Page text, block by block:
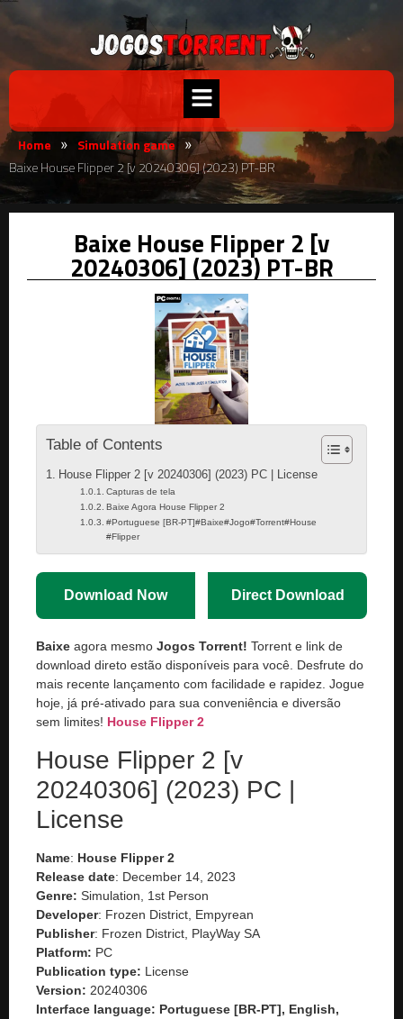
Home » Simulation game »
Baixe House Flipper 2 [v 20240306] (2023) PT-BR
Baixe House Flipper 2 [v
20240306] (2023) PT-BR
Table of Contents
House Flipper 2 [v 20240306] (2023) PC | License
Capturas de tela
Baixe Agora House Flipper 2
#Portuguese [BR-PT]#Baixe#Jogo#Torrent#House
#Flipper
Download Now Direct Download
Baixe agora mesmo Jogos Torrent! Torrent e link de
download direto estão disponíveis para você. Desfrute do
mais recente lançamento com facilidade e rapidez. Jogue
hoje, já pré-ativado para sua conveniência e diversão
sem limites! House Flipper 2
House Flipper 2 [v
20240306] (2023) PC |
License
Name: House Flipper 2
Release date: December 14, 2023
Genre: Simulation, 1st Person
Developer: Frozen District, Empyrean
Publisher: Frozen District, PlayWay SA
Platform: PC
Publication type: License
Version: 20240306
Interface language: Portuguese [BR-PT], English,